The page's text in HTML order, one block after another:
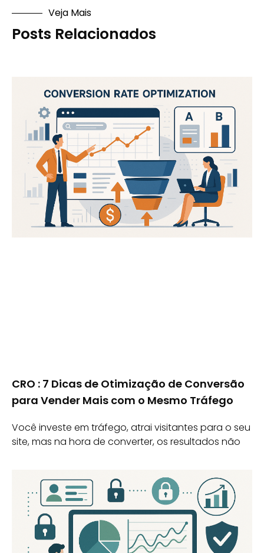
Veja Mais
Posts Relacionados
CRO : 7 Dicas de Otimização de Conversão
para Vender Mais com o Mesmo Tráfego
Você investe em tráfego, atrai visitantes para o seu
site, mas na hora de converter, os resultados não